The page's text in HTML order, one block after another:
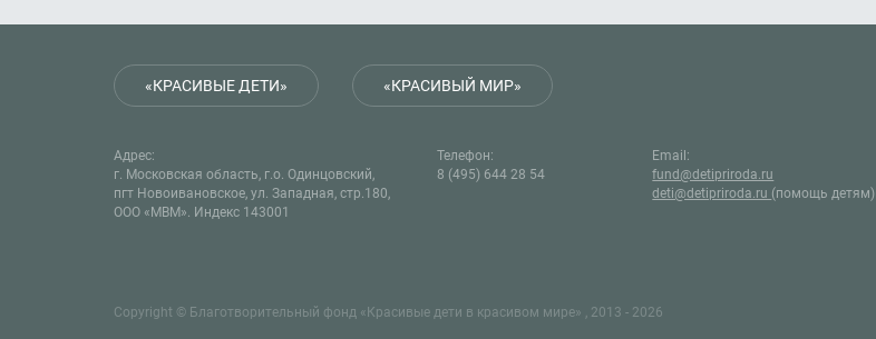
«КРАСИВЫЕ ДЕТИ» «КРАСИВЫЙ МИР»
Адрес:
г. Московская область, г.о. Одинцовский,
пгт Новоивановское, ул. Западная, стр.180,
ООО «МВМ». Индекс 143001
Телефон:
8 (495) 644 28 54
Email:
fund@detipriroda.ru
deti@detipriroda.ru (помощь детям)
Copyright © Благотворительный фонд «Красивые дети в красивом мире» , 2013 - 2026